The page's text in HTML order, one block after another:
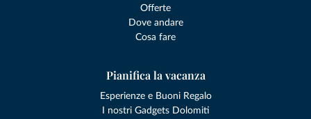
Offerte
Dove andare
Cosa fare
Pianifica la vacanza
Esperienze e Buoni Regalo
I nostri Gadgets Dolomiti